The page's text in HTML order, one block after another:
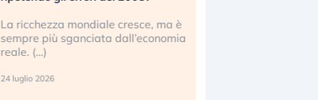
La ricchezza mondiale cresce, ma è
sempre più sganciata dall’economia
reale. (…)
24 luglio 2026